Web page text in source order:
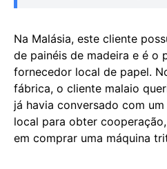
Na Malásia, este cliente
de painéis de madeira e é o
fornecedor local de papel.
fábrica, o cliente malaio
já havia conversado com
local para obter
em comprar uma máquina